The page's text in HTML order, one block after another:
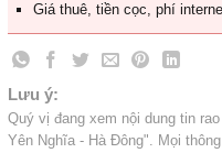
Giá thuê, tiền cọc, phí
Lưu ý:
Quý vị đang xem nội dung tin
Yên Nghĩa - Hà Đông". Mọi